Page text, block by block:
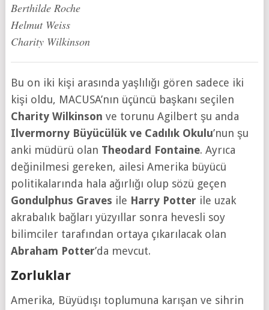
Berthilde Roche
Helmut Weiss
Charity Wilkinson
Bu on iki kişi arasında yaşlılığı gören sadece iki
kişi oldu, MACUSA’nın üçüncü başkanı seçilen
Charity Wilkinson ve torunu Agilbert şu anda
Ilvermorny Büyücülük ve Cadılık Okulu’nun şu
anki müdürü olan Theodard Fontaine. Ayrıca
değinilmesi gereken, ailesi Amerika büyücü
politikalarında hala ağırlığı olup sözü geçen
Gondulphus Graves ile Harry Potter ile uzak
akrabalık bağları yüzyıllar sonra hevesli soy
bilimciler tarafından ortaya çıkarılacak olan
Abraham Potter’da mevcut.
Zorluklar
Amerika, Büyüdışı toplumuna karışan ve sihrin